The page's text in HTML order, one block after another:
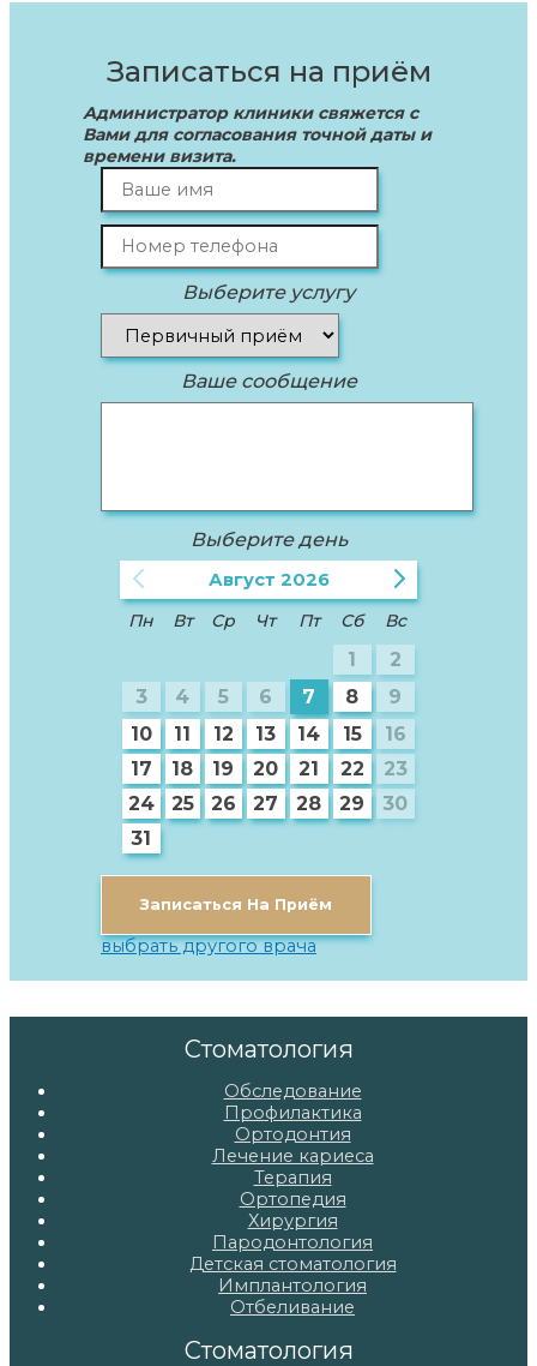
Записаться на приём
Администратор клиники свяжется с
Вами для согласования точной даты и
времени визита.
Выберите услугу
Ваше сообщение
Выберите день
Август 2026
Пн
Вт Ср Чт Пт Сб Вс
1
2
3
4 5 6 7 8
9
10
11 12 13 14 15
16
17
18 19 20 21 22
23
24
25 26 27 28 29
30
31
Записаться На Приём
выбрать другого врача
Стоматология
Обследование
Профилактика
Ортодонтия
Лечение кариеса
Терапия
Ортопедия
Хирургия
Пародонтология
Детская стоматология
Имплантология
Отбеливание
Стоматология